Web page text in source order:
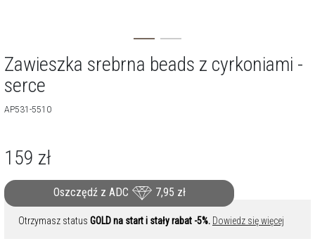
Zawieszka srebrna beads z cyrkoniami -
serce
AP531-5510
159 zł
Oszczędź z ADC 7,95 zł
Otrzymasz status GOLD na start i stały rabat -5%. Dowiedz się więcej